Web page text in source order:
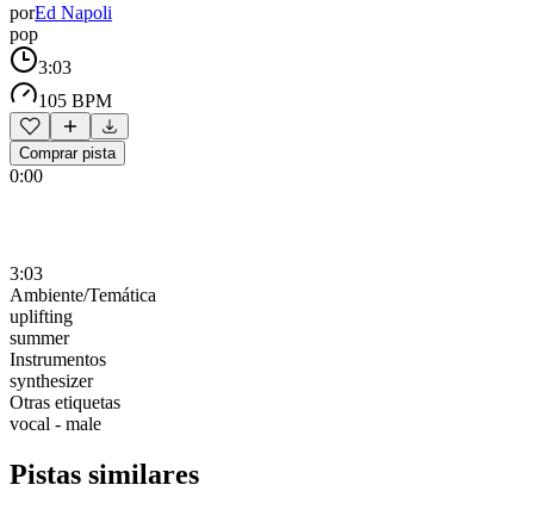
porEd Napoli
pop
3:03
105 BPM
Comprar pista
0:00
3:03
Ambiente/Temática
uplifting
summer
Instrumentos
synthesizer
Otras etiquetas
vocal - male
Pistas similares